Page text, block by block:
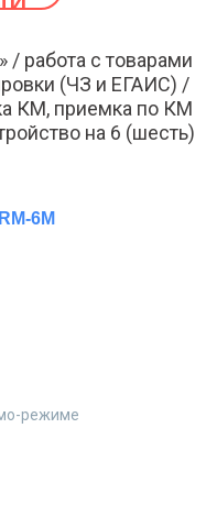
/ работа с товарами
(ЧЗ и ЕГАИС) /
КМ, приемка по КМ
на 6 (шесть)
6M
режиме